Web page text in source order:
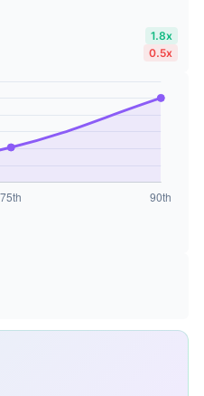
1.8x
0.5x